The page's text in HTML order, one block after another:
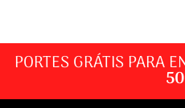
PORTES GRÁTIS PARA